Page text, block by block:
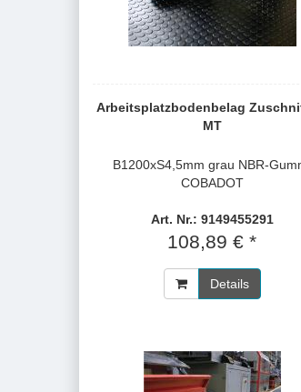
Arbeitsplatzbodenbelag
MT
B1200xS4,5mm grau NBR-
COBADOT
Art. Nr.: 9149455291
108,89 € *
Details